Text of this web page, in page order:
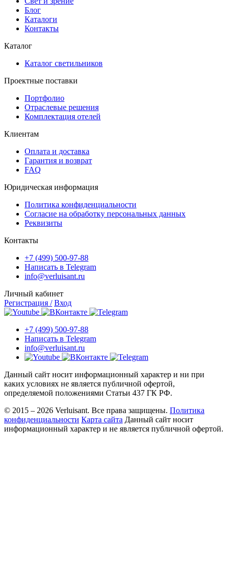
Блог
Каталоги
Контакты
Каталог
Каталог светильников
Проектные поставки
Портфолио
Отраслевые решения
Комплектация отелей
Клиентам
Оплата и доставка
Гарантия и возврат
FAQ
Юридическая информация
Политика конфиденциальности
Согласие на обработку персональных данных
Реквизиты
Контакты
+7 (499) 500-97-88
Написать в Telegram
info@verluisant.ru
Личный кабинет
Регистрация / Вход
+7 (499) 500-97-88
Написать в Telegram
info@verluisant.ru
Данный сайт носит информационный характер и ни при
каких условиях не является публичной офертой,
определяемой положениями Статьи 437 ГК РФ.
© 2015 – 2026 Verluisant. Все права защищены. Политика
конфиденциальности Карта сайта Данный сайт носит
информационный характер и не является публичной офертой.